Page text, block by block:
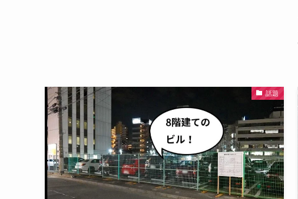
話題